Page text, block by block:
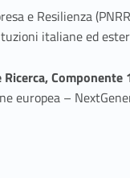
e Resilienza
italiane ed
Componente
europea –